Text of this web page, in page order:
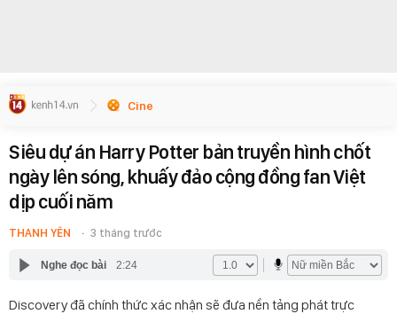
Cine
Siêu dự án Harry Potter bản truyền hình chốt
ngày lên sóng, khuấy đảo cộng đồng fan Việt
dịp cuối năm
THANH YÊN 3 tháng trước
Nghe đọc bài 2:24
Discovery đã chính thức xác nhận sẽ đưa nền tảng phát trực